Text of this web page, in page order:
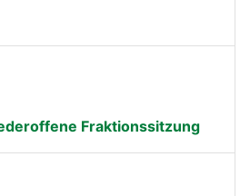
Fraktionssitzung